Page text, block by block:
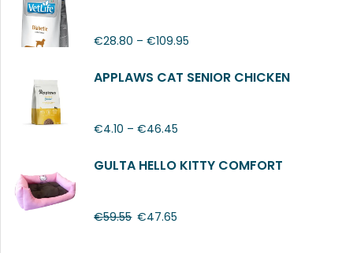
€28.80 – €109.95
APPLAWS CAT SENIOR CHICKEN
€4.10 – €46.45
GULTA HELLO KITTY COMFORT
€59.55 €47.65